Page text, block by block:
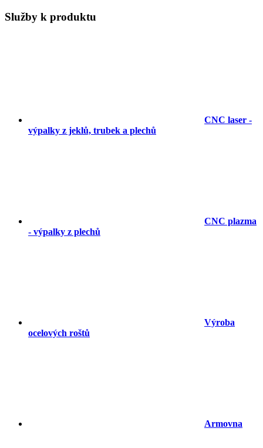
Služby k produktu
CNC laser -
výpalky z jeklů, trubek a plechů
CNC plazma
- výpalky z plechů
Výroba
ocelových roštů
Armovna